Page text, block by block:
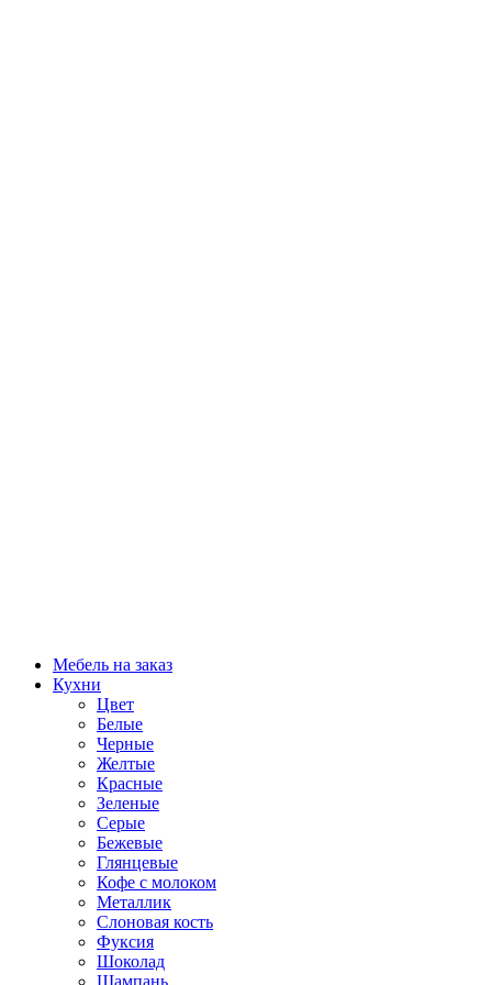
Мебель на заказ
Кухни
Цвет
Белые
Черные
Желтые
Красные
Зеленые
Серые
Бежевые
Глянцевые
Кофе с молоком
Металлик
Слоновая кость
Фуксия
Шоколад
Шампань